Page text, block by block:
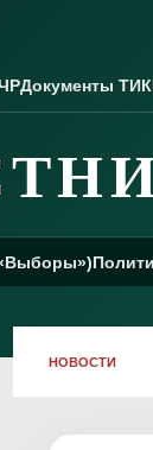
Документы ТИК
НОВОСТИ